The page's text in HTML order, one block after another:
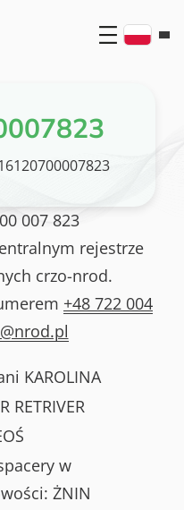
007 823
rejestrze
crzo-nrod.
+48 722 004
KAROLINA
RETRIVER
w
ŻNIN